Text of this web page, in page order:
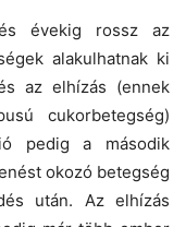
évekig rossz az
alakulhatnak ki
az elhízás (ennek
cukorbetegség)
pedig a második
okozó betegség
után. Az elhízás